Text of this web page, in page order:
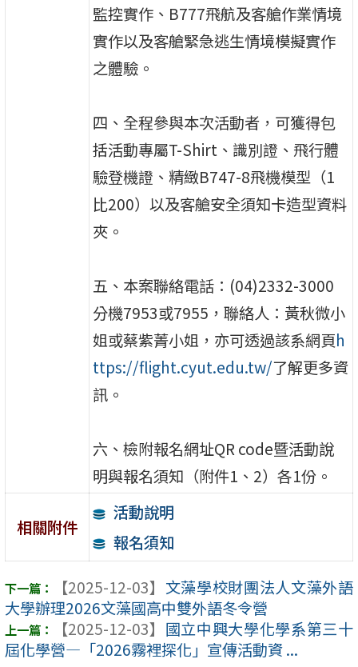
監控實作、B777飛航及客艙作業情境
實作以及客艙緊急逃生情境模擬實作
之體驗。
四、全程參與本次活動者，可獲得包
括活動專屬T-Shirt、識別證、飛行體
驗登機證、精緻B747-8飛機模型（1
比200）以及客艙安全須知卡造型資料
夾。
五、本案聯絡電話：(04)2332-3000
分機7953或7955，聯絡人：黃秋微小
姐或蔡紫菁小姐，亦可透過該系網頁h
ttps://flight.cyut.edu.tw/了解更多資
訊。
六、檢附報名網址QR code暨活動說
明與報名須知（附件1、2）各1份。
相關附件
活動說明
報名須知
【2025-12-03】 文藻學校財團法人文藻外語
大學辦理2026文藻國高中雙外語冬令營
【2025-12-03】 國立中興大學化學系第三十
屆化學營—「2026霧裡探化」宣傳活動資 ...